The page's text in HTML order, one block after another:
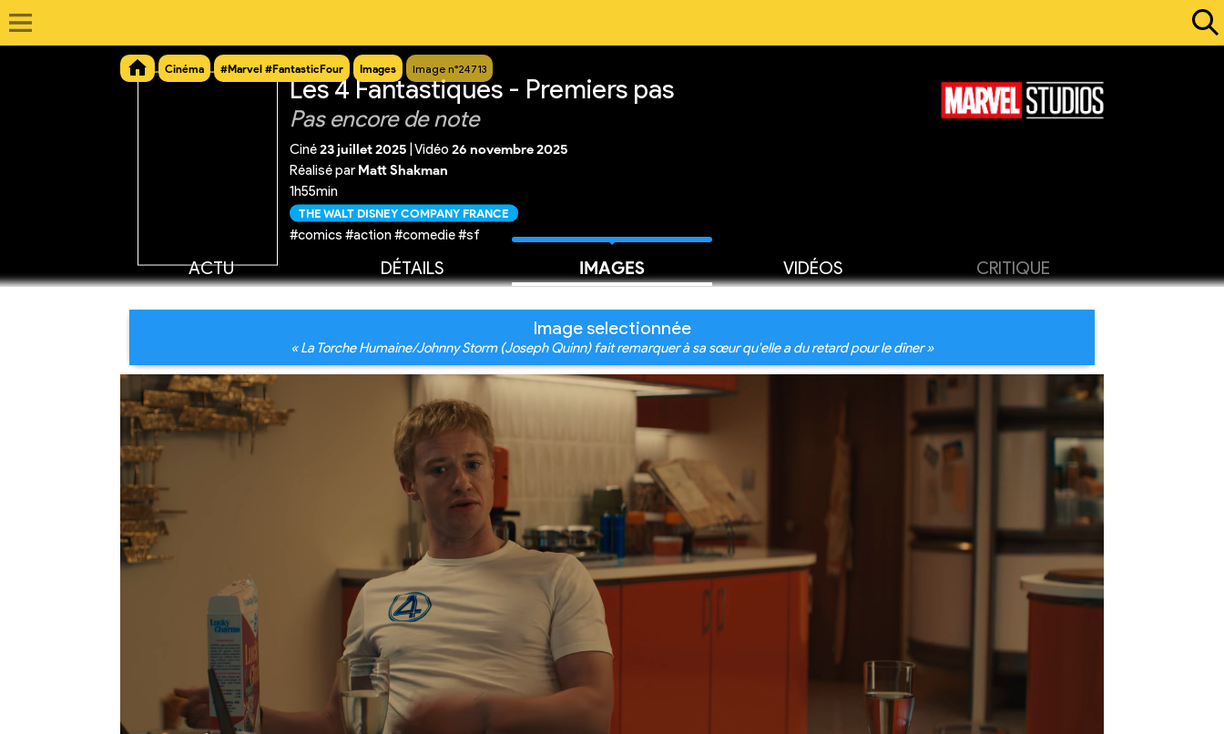
Cinéma #Marvel #FantasticFour Images Image n°24713
Les 4 Fantastiques - Premiers pas
Pas encore de note
Ciné23 juillet 2025 Vidéo 26 novembre 2025
Réalisé par Matt Shakman
1h55min
THE WALT DISNEY COMPANY FRANCE
#comics #action #comedie #sf
ACTU DÉTAILS IMAGES VIDÉOS CRITIQUE
Image selectionnée
« La Torche Humaine/Johnny Storm (Joseph Quinn) fait remarquer à sa sœur qu'elle a du retard pour le dîner »